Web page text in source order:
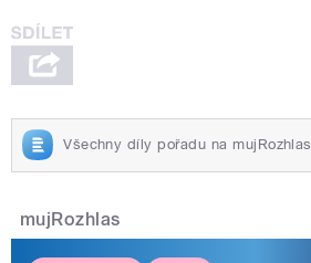
Všechny díly pořadu na mujRozhlas
mujRozhlas